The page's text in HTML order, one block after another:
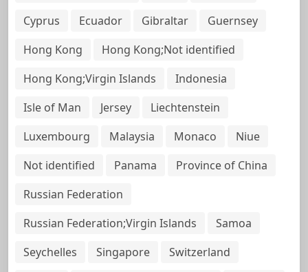
Cyprus
Ecuador Gibraltar
Guernsey
Hong Kong
Hong Kong;Not identified
Hong Kong;Virgin Islands
Indonesia
Isle of Man
Jersey
Liechtenstein
Luxembourg
Malaysia Monaco
Niue
Not identified
Panama
Province of China
Russian Federation
Russian Federation;Virgin Islands
Samoa
Seychelles
Singapore
Switzerland